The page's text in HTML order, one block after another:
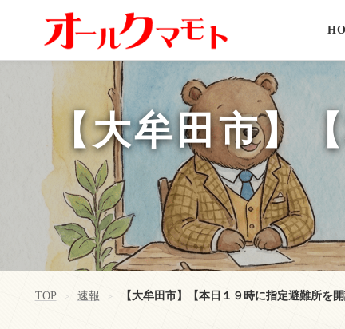
【大牟田市】
TOP > 速報 > 【大牟田市】【本日１９時に指定避難所を開